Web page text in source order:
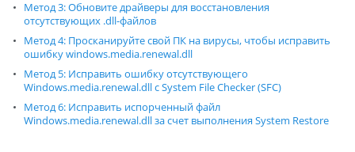
Метод 3: Обновите драйверы для восстановления
отсутствующих .dll-файлов
Метод 4: Просканируйте свой ПК на вирусы, чтобы исправить
ошибку windows.media.renewal.dll
Метод 5: Исправить ошибку отсутствующего
Windows.media.renewal.dll с System File Checker (SFC)
Метод 6: Исправить испорченный файл
Windows.media.renewal.dll за счет выполнения System Restore